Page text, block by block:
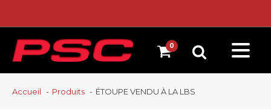
Accueil Produits ÉTOUPE VENDU À LA LBS